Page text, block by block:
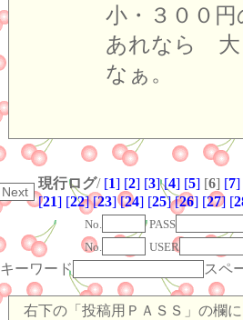
小・３００
あれなら 大
なぁ。
現行ログ/ [1] [2] [3] [4] [5] [6] [7]
[21] [22] [23] [24] [25] [26] [27] [
No.
PASS
No.
USER
キーワード スペ
右下の「投稿用ＰＡＳＳ」の欄